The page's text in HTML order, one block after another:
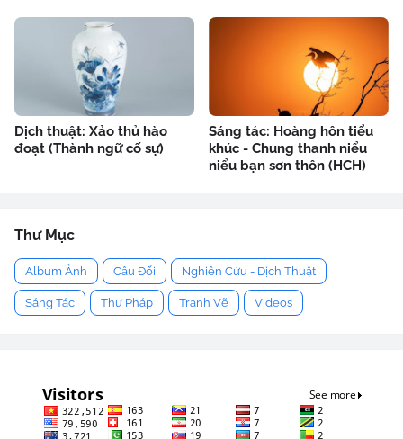
Dịch thuật: Xảo thủ hào
đoạt (Thành ngữ cố sự)
Sáng tác: Hoàng hôn tiểu
khúc - Chung thanh niểu
niểu bạn sơn thôn (HCH)
Thư Mục
Album Ảnh Câu Đối Nghiên Cứu - Dịch Thuật
Sáng Tác Thư Pháp Tranh Vẽ Videos